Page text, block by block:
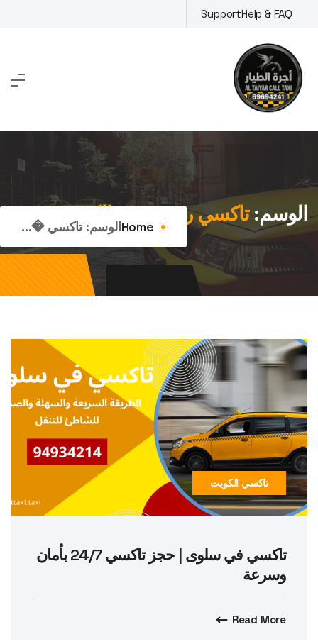
to
content
Help & FAQ
Support
الوسم:تاكسي رخيص في الكويت
Homeالوسم: تاكسي �...
تاكسي الكويت
تاكسي في سلوى | حجز تاكسي 24/7 بأمان
وسرعة
Read More